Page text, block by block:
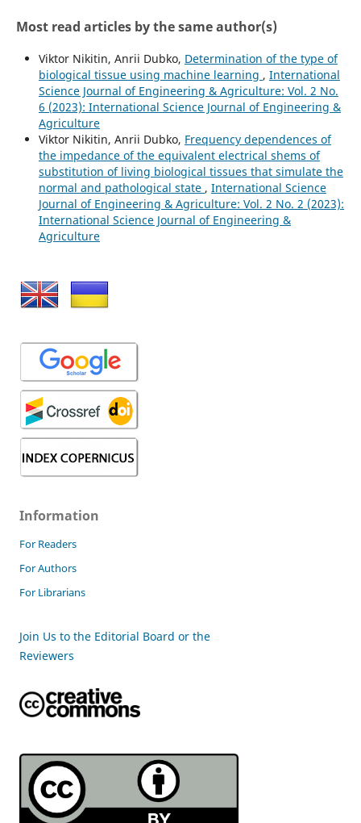
Most read articles by the same author(s)
Viktor Nikitin, Anrii Dubko, Determination of the type of
biological tissue using machine learning , International
Science Journal of Engineering & Agriculture: Vol. 2 No.
6 (2023): International Science Journal of Engineering &
Agriculture
Viktor Nikitin, Anrii Dubko, Frequency dependences of
the impedance of the equivalent electrical shems of
substitution of living biological tissues that simulate the
normal and pathological state , International Science
Journal of Engineering & Agriculture: Vol. 2 No. 2 (2023):
International Science Journal of Engineering &
Agriculture
Information
For Readers
For Authors
For Librarians
Join Us to the Editorial Board or the
Reviewers